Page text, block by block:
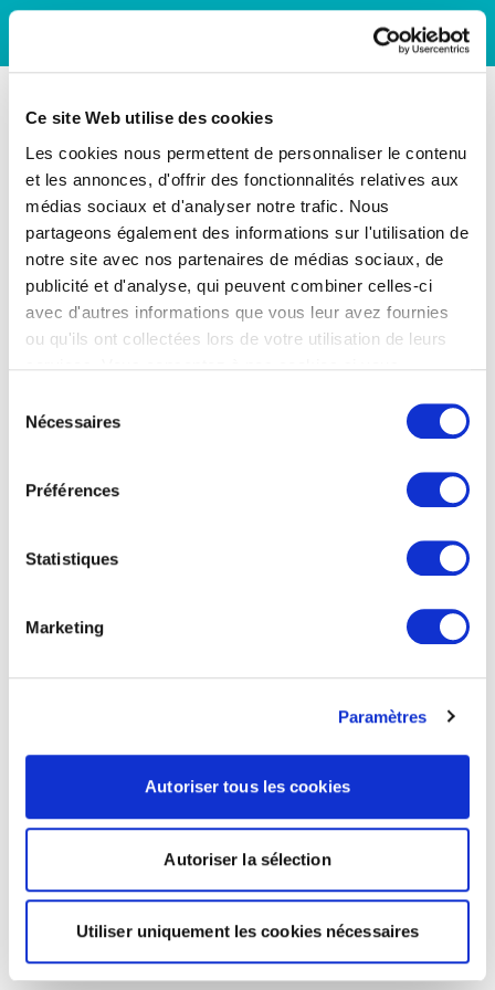
Ce site Web utilise des cookies
Les cookies nous permettent de personnaliser le contenu
et les annonces, d'offrir des fonctionnalités relatives aux
médias sociaux et d'analyser notre trafic. Nous
partageons également des informations sur l'utilisation de
notre site avec nos partenaires de médias sociaux, de
publicité et d'analyse, qui peuvent combiner celles-ci
avec d'autres informations que vous leur avez fournies
ou qu'ils ont collectées lors de votre utilisation de leurs
Nécessaires
Préférences
Statistiques
Marketing
Paramètres
Autoriser tous les cookies
Autoriser la sélection
Utiliser uniquement les cookies nécessaires